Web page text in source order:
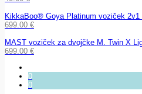
KikkaBoo® Goya Platinum voziček 2v1
699.00 €
MAST voziček za dvojčke M. Twin X
699.00 €
0
0